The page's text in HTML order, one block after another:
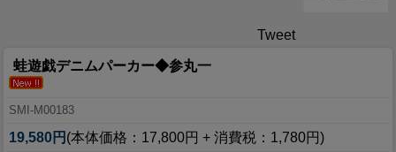
Tweet
蛙遊戯デニムパーカー◆参丸一
SMI-M00183
19,580円 (本体価格：17,800円 + 消費税：1,780円)